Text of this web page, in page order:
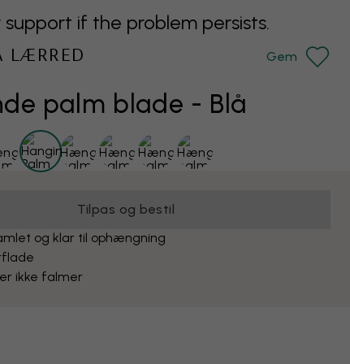
if the problem persists.
palm blade - Blå
LÆRRED Gem
Tilpas og bestil
og klar til ophængning
ikke falmer